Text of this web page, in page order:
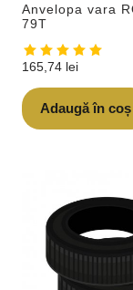
Anvelopa vara
79T
165,74 lei
Adaugă în coș